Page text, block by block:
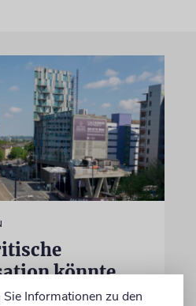
könnte
haben
Informationen zu den